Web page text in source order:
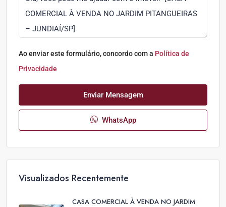
Ao enviar este formulário, concordo com a Política de
Privacidade
Enviar Mensagem
WhatsApp
Visualizados Recentemente
CASA COMERCIAL À VENDA NO JARDIM